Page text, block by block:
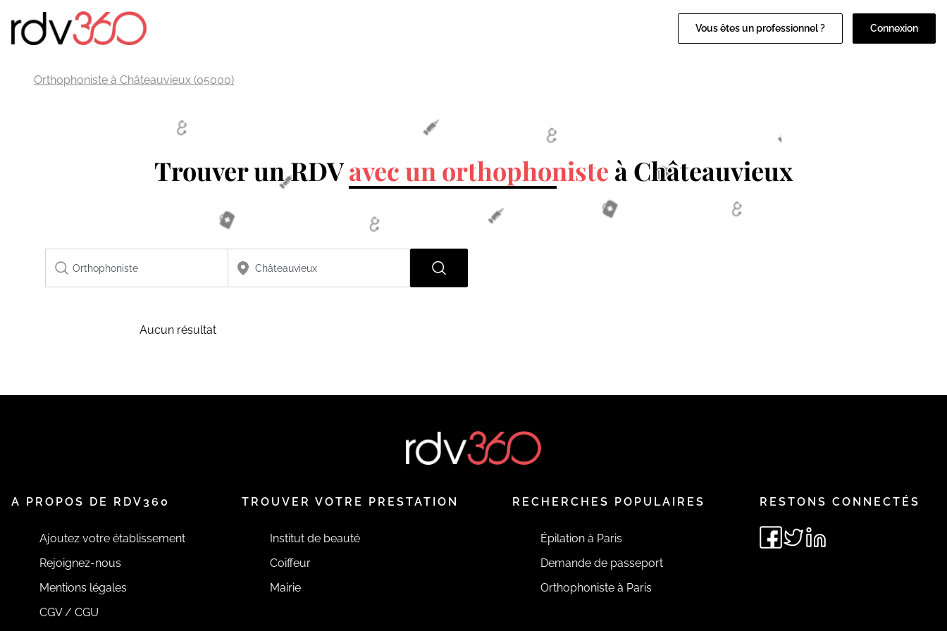
Vous êtes un professionnel ? Connexion
Orthophoniste à Châteauvieux (05000)
Trouver un RDVavec un orthophoniste à Châteauvieux
Aucun résultat
A PROPOS DE RDV360
Ajoutez votre établissement
Rejoignez-nous
Mentions légales
CGV / CGU
TROUVER VOTRE PRESTATION
Institut de beauté
Coiffeur
Mairie
RECHERCHES POPULAIRES
Épilation à Paris
Demande de passeport
Orthophoniste à Paris
RESTONS CONNECTÉS